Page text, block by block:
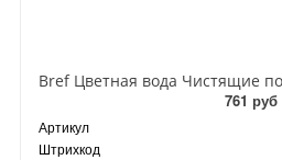
761 руб
Артикул
Штрихкод